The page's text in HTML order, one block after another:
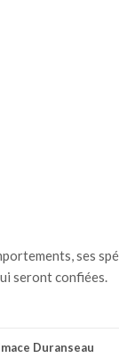
ses
seront confiées.
Duranseau